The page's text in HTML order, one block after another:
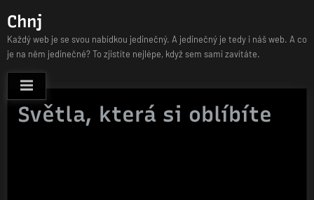
to
content
Chnj
Každý web je se svou nabídkou jedinečný. A jedinečný je tedy i náš web. A co
je na něm jedinečné? To zjistíte nejlépe, když sem sami zavítáte.
Světla, která si oblíbíte